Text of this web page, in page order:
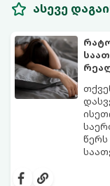
ასევე
წერს